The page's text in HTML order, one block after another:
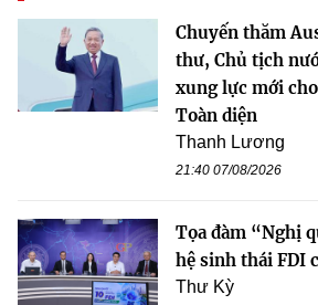
Chuyến thăm
thư, Chủ tịch
xung lực mới
Toàn diện
Thanh Lương
21:40 07/08/2026
Tọa đàm “Nghị
hệ sinh thái FDI
Thư Kỳ